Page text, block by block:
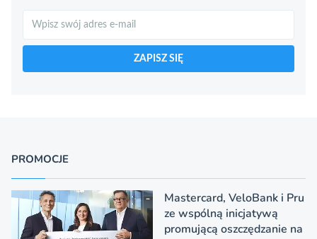
ZAPISZ SIĘ
PROMOCJE
Mastercard, VeloBank i Pru
ze wspólną inicjatywą
promującą oszczędzanie na